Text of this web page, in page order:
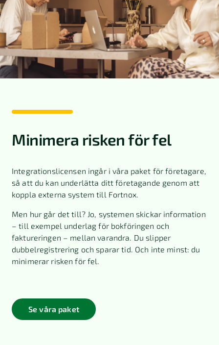
Minimera risken för fel
Integrationslicensen ingår i våra paket för företagare,
så att du kan underlätta ditt företagande genom att
koppla externa system till Fortnox.
Men hur går det till? Jo, systemen skickar information
– till exempel underlag för bokföringen och
faktureringen – mellan varandra. Du slipper
dubbelregistrering och sparar tid. Och inte minst: du
minimerar risken för fel.
Se våra paket